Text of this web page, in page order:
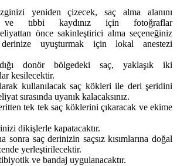
yeniden çizecek, saç alma alanını
ve tıbbi kaydınız için fotoğraflar
önce sakinleştirici alma seçeneğiniz
uyuşturmak için lokal anestezi
donör bölgedeki saç, yaklaşık iki
kesilecektir.
kullanılacak saç kökleri ile deri şeridini
sırasında uyanık kalacaksınız.
tek tek saç köklerini çıkaracak ve ekime
dikişlerle kapatacaktır.
sonra saç derinizin saçsız kısımlarına doğal
yerleştirilecektir.
ve bandaj uygulanacaktır.